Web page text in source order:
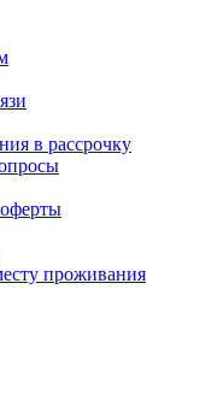
в рассрочку
проживания